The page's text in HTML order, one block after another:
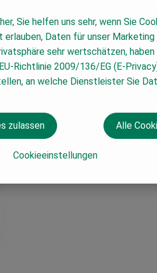
Sie helfen uns sehr, wenn Sie
erlauben, Daten für unser Marketing
sehr wertschätzen, haben
Richtlinie 2009/136/EG (E-
an welche Dienstleister Sie
Cookieeinstellungen
zulassen Alle